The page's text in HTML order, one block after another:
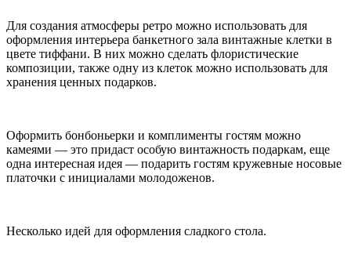
Для создания атмосферы ретро можно использовать для
оформления интерьера банкетного зала винтажные клетки в
цвете тиффани. В них можно сделать флористические
композиции, также одну из клеток можно использовать для
хранения ценных подарков.
Оформить бонбоньерки и комплименты гостям можно
камеями — это придаст особую винтажность подаркам, еще
одна интересная идея — подарить гостям кружевные носовые
платочки с инициалами молодоженов.
Несколько идей для оформления сладкого стола.